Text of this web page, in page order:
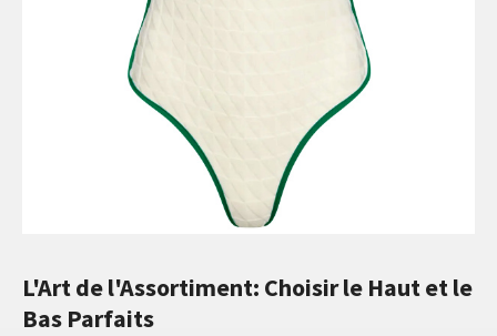
L'Art de l'Assortiment: Choisir le Haut et le
Bas Parfaits